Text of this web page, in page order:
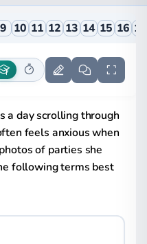
and Social Media Online
9 10 11 12 13 14 15 16 17
a day scrolling through
feels anxious when
of parties she
following terms best